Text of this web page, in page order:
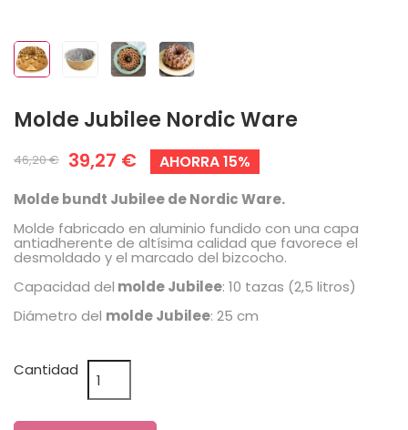
Molde Jubilee Nordic Ware
46,20 € 39,27 € AHORRA 15%
Molde bundt Jubilee de Nordic Ware.
Molde fabricado en aluminio fundido con una capa
antiadherente de altísima calidad que favorece el
desmoldado y el marcado del bizcocho.
Capacidad del molde Jubilee: 10 tazas (2,5 litros)
Diámetro del molde Jubilee: 25 cm
Cantidad